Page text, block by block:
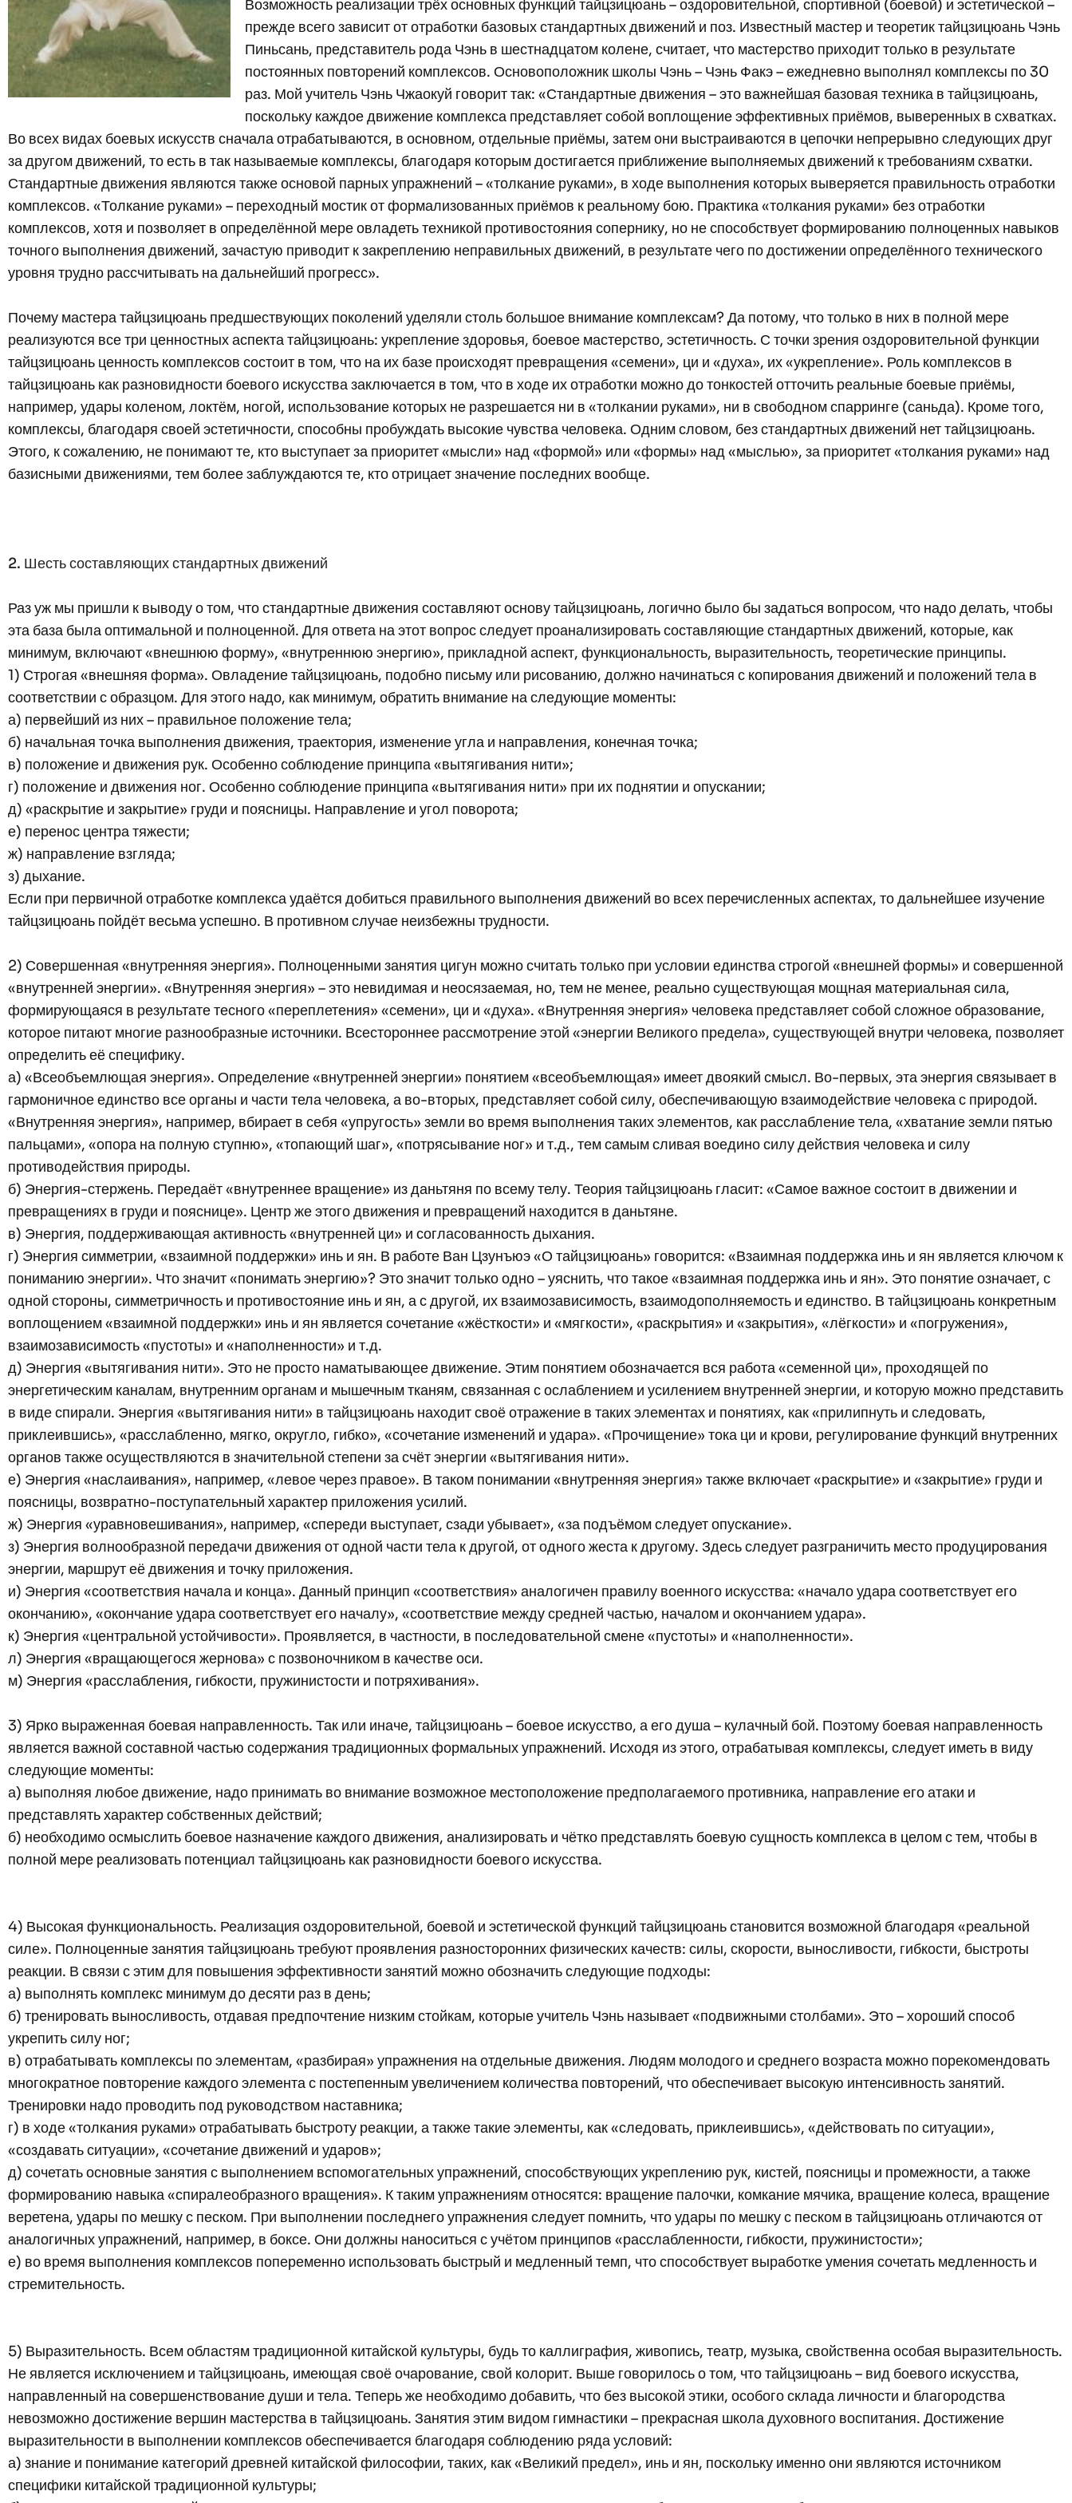
Возможность реализации трёх основных функций тайцзицюань – оздоровительной, спортивной (боевой) и эстетической –
прежде всего зависит от отработки базовых стандартных движений и поз. Известный мастер и теоретик тайцзицюань Чэнь
Пиньсань, представитель рода Чэнь в шестнадцатом колене, считает, что мастерство приходит только в результате
постоянных повторений комплексов. Основоположник школы Чэнь – Чэнь Факэ – ежедневно выполнял комплексы по 30
раз. Мой учитель Чэнь Чжаокуй говорит так: «Стандартные движения – это важнейшая базовая техника в тайцзицюань,
поскольку каждое движение комплекса представляет собой воплощение эффективных приёмов, выверенных в схватках.
Во всех видах боевых искусств сначала отрабатываются, в основном, отдельные приёмы, затем они выстраиваются в цепочки непрерывно следующих друг
за другом движений, то есть в так называемые комплексы, благодаря которым достигается приближение выполняемых движений к требованиям схватки.
Стандартные движения являются также основой парных упражнений – «толкание руками», в ходе выполнения которых выверяется правильность отработки
комплексов. «Толкание руками» – переходный мостик от формализованных приёмов к реальному бою. Практика «толкания руками» без отработки
комплексов, хотя и позволяет в определённой мере овладеть техникой противостояния сопернику, но не способствует формированию полноценных навыков
точного выполнения движений, зачастую приводит к закреплению неправильных движений, в результате чего по достижении определённого технического
уровня трудно рассчитывать на дальнейший прогресс».
Почему мастера тайцзицюань предшествующих поколений уделяли столь большое внимание комплексам? Да потому, что только в них в полной мере
реализуются все три ценностных аспекта тайцзицюань: укрепление здоровья, боевое мастерство, эстетичность. С точки зрения оздоровительной функции
тайцзицюань ценность комплексов состоит в том, что на их базе происходят превращения «семени», ци и «духа», их «укрепление». Роль комплексов в
тайцзицюань как разновидности боевого искусства заключается в том, что в ходе их отработки можно до тонкостей отточить реальные боевые приёмы,
например, удары коленом, локтём, ногой, использование которых не разрешается ни в «толкании руками», ни в свободном спарринге (саньда). Кроме того,
комплексы, благодаря своей эстетичности, способны пробуждать высокие чувства человека. Одним словом, без стандартных движений нет тайцзицюань.
Этого, к сожалению, не понимают те, кто выступает за приоритет «мысли» над «формой» или «формы» над «мыслью», за приоритет «толкания руками» над
базисными движениями, тем более заблуждаются те, кто отрицает значение последних вообще.
2. Шесть составляющих стандартных движений
Раз уж мы пришли к выводу о том, что стандартные движения составляют основу тайцзицюань, логично было бы задаться вопросом, что надо делать, чтобы
эта база была оптимальной и полноценной. Для ответа на этот вопрос следует проанализировать составляющие стандартных движений, которые, как
минимум, включают «внешнюю форму», «внутреннюю энергию», прикладной аспект, функциональность, выразительность, теоретические принципы.
1) Строгая «внешняя форма». Овладение тайцзицюань, подобно письму или рисованию, должно начинаться с копирования движений и положений тела в
соответствии с образцом. Для этого надо, как минимум, обратить внимание на следующие моменты:
а) первейший из них – правильное положение тела;
б) начальная точка выполнения движения, траектория, изменение угла и направления, конечная точка;
в) положение и движения рук. Особенно соблюдение принципа «вытягивания нити»;
г) положение и движения ног. Особенно соблюдение принципа «вытягивания нити» при их поднятии и опускании;
д) «раскрытие и закрытие» груди и поясницы. Направление и угол поворота;
е) перенос центра тяжести;
ж) направление взгляда;
з) дыхание.
Если при первичной отработке комплекса удаётся добиться правильного выполнения движений во всех перечисленных аспектах, то дальнейшее изучение
тайцзицюань пойдёт весьма успешно. В противном случае неизбежны трудности.
2) Совершенная «внутренняя энергия». Полноценными занятия цигун можно считать только при условии единства строгой «внешней формы» и совершенной
«внутренней энергии». «Внутренняя энергия» – это невидимая и неосязаемая, но, тем не менее, реально существующая мощная материальная сила,
формирующаяся в результате тесного «переплетения» «семени», ци и «духа». «Внутренняя энергия» человека представляет собой сложное образование,
которое питают многие разнообразные источники. Всестороннее рассмотрение этой «энергии Великого предела», существующей внутри человека, позволяет
определить её специфику.
а) «Всеобъемлющая энергия». Определение «внутренней энергии» понятием «всеобъемлющая» имеет двоякий смысл. Во-первых, эта энергия связывает в
гармоничное единство все органы и части тела человека, а во-вторых, представляет собой силу, обеспечивающую взаимодействие человека с природой.
«Внутренняя энергия», например, вбирает в себя «упругость» земли во время выполнения таких элементов, как расслабление тела, «хватание земли пятью
пальцами», «опора на полную ступню», «топающий шаг», «потрясывание ног» и т.д., тем самым сливая воедино силу действия человека и силу
противодействия природы.
б) Энергия-стержень. Передаёт «внутреннее вращение» из даньтяня по всему телу. Теория тайцзицюань гласит: «Самое важное состоит в движении и
превращениях в груди и пояснице». Центр же этого движения и превращений находится в даньтяне.
в) Энергия, поддерживающая активность «внутренней ци» и согласованность дыхания.
г) Энергия симметрии, «взаимной поддержки» инь и ян. В работе Ван Цзунъюэ «О тайцзицюань» говорится: «Взаимная поддержка инь и ян является ключом к
пониманию энергии». Что значит «понимать энергию»? Это значит только одно – уяснить, что такое «взаимная поддержка инь и ян». Это понятие означает, с
одной стороны, симметричность и противостояние инь и ян, а с другой, их взаимозависимость, взаимодополняемость и единство. В тайцзицюань конкретным
воплощением «взаимной поддержки» инь и ян является сочетание «жёсткости» и «мягкости», «раскрытия» и «закрытия», «лёгкости» и «погружения»,
взаимозависимость «пустоты» и «наполненности» и т.д.
д) Энергия «вытягивания нити». Это не просто наматывающее движение. Этим понятием обозначается вся работа «семенной ци», проходящей по
энергетическим каналам, внутренним органам и мышечным тканям, связанная с ослаблением и усилением внутренней энергии, и которую можно представить
в виде спирали. Энергия «вытягивания нити» в тайцзицюань находит своё отражение в таких элементах и понятиях, как «прилипнуть и следовать,
приклеившись», «расслабленно, мягко, округло, гибко», «сочетание изменений и удара». «Прочищение» тока ци и крови, регулирование функций внутренних
органов также осуществляются в значительной степени за счёт энергии «вытягивания нити».
е) Энергия «наслаивания», например, «левое через правое». В таком понимании «внутренняя энергия» также включает «раскрытие» и «закрытие» груди и
поясницы, возвратно-поступательный характер приложения усилий.
ж) Энергия «уравновешивания», например, «спереди выступает, сзади убывает», «за подъёмом следует опускание».
з) Энергия волнообразной передачи движения от одной части тела к другой, от одного жеста к другому. Здесь следует разграничить место продуцирования
энергии, маршрут её движения и точку приложения.
и) Энергия «соответствия начала и конца». Данный принцип «соответствия» аналогичен правилу военного искусства: «начало удара соответствует его
окончанию», «окончание удара соответствует его началу», «соответствие между средней частью, началом и окончанием удара».
к) Энергия «центральной устойчивости». Проявляется, в частности, в последовательной смене «пустоты» и «наполненности».
л) Энергия «вращающегося жернова» с позвоночником в качестве оси.
м) Энергия «расслабления, гибкости, пружинистости и потряхивания».
3) Ярко выраженная боевая направленность. Так или иначе, тайцзицюань – боевое искусство, а его душа – кулачный бой. Поэтому боевая направленность
является важной составной частью содержания традиционных формальных упражнений. Исходя из этого, отрабатывая комплексы, следует иметь в виду
следующие моменты:
а) выполняя любое движение, надо принимать во внимание возможное местоположение предполагаемого противника, направление его атаки и
представлять характер собственных действий;
б) необходимо осмыслить боевое назначение каждого движения, анализировать и чётко представлять боевую сущность комплекса в целом с тем, чтобы в
полной мере реализовать потенциал тайцзицюань как разновидности боевого искусства.
4) Высокая функциональность. Реализация оздоровительной, боевой и эстетической функций тайцзицюань становится возможной благодаря «реальной
силе». Полноценные занятия тайцзицюань требуют проявления разносторонних физических качеств: силы, скорости, выносливости, гибкости, быстроты
реакции. В связи с этим для повышения эффективности занятий можно обозначить следующие подходы:
а) выполнять комплекс минимум до десяти раз в день;
б) тренировать выносливость, отдавая предпочтение низким стойкам, которые учитель Чэнь называет «подвижными столбами». Это – хороший способ
укрепить силу ног;
в) отрабатывать комплексы по элементам, «разбирая» упражнения на отдельные движения. Людям молодого и среднего возраста можно порекомендовать
многократное повторение каждого элемента с постепенным увеличением количества повторений, что обеспечивает высокую интенсивность занятий.
Тренировки надо проводить под руководством наставника;
г) в ходе «толкания руками» отрабатывать быстроту реакции, а также такие элементы, как «следовать, приклеившись», «действовать по ситуации»,
«создавать ситуации», «сочетание движений и ударов»;
д) сочетать основные занятия с выполнением вспомогательных упражнений, способствующих укреплению рук, кистей, поясницы и промежности, а также
формированию навыка «спиралеобразного вращения». К таким упражнениям относятся: вращение палочки, комкание мячика, вращение колеса, вращение
веретена, удары по мешку с песком. При выполнении последнего упражнения следует помнить, что удары по мешку с песком в тайцзицюань отличаются от
аналогичных упражнений, например, в боксе. Они должны наноситься с учётом принципов «расслабленности, гибкости, пружинистости»;
е) во время выполнения комплексов попеременно использовать быстрый и медленный темп, что способствует выработке умения сочетать медленность и
стремительность.
5) Выразительность. Всем областям традиционной китайской культуры, будь то каллиграфия, живопись, театр, музыка, свойственна особая выразительность.
Не является исключением и тайцзицюань, имеющая своё очарование, свой колорит. Выше говорилось о том, что тайцзицюань – вид боевого искусства,
направленный на совершенствование души и тела. Теперь же необходимо добавить, что без высокой этики, особого склада личности и благородства
невозможно достижение вершин мастерства в тайцзицюань. Занятия этим видом гимнастики – прекрасная школа духовного воспитания. Достижение
выразительности в выполнении комплексов обеспечивается благодаря соблюдению ряда условий:
а) знание и понимание категорий древней китайской философии, таких, как «Великий предел», инь и ян, поскольку именно они являются источником
специфики китайской традиционной культуры;